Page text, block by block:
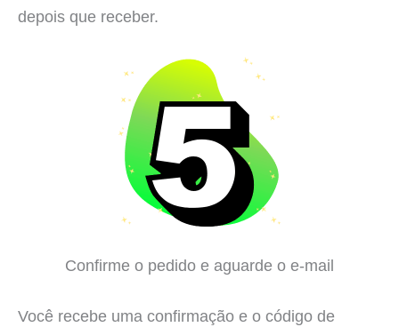
depois que receber.
Confirme o pedido e aguarde o e-mail
Você recebe uma confirmação e o código de